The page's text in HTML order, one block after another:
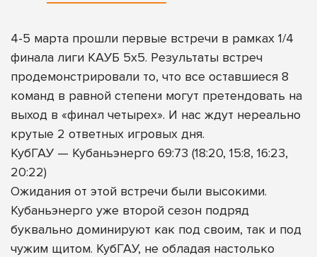
4-5 марта прошли первые встречи в рамках 1/4
финала лиги КАУБ 5х5. Результаты встреч
продемонстрировали то, что все оставшиеся 8
команд в равной степени могут претендовать на
выход в «финал четырех». И нас ждут нереально
крутые 2 ответных игровых дня.
КубГАУ — Кубаньэнерго 69:73 (18:20, 15:8, 16:23,
20:22)
Ожидания от этой встречи были высокими.
Кубаньэнерго уже второй сезон подряд
буквально доминируют как под своим, так и под
чужим щитом. КубГАУ, не обладая настолько